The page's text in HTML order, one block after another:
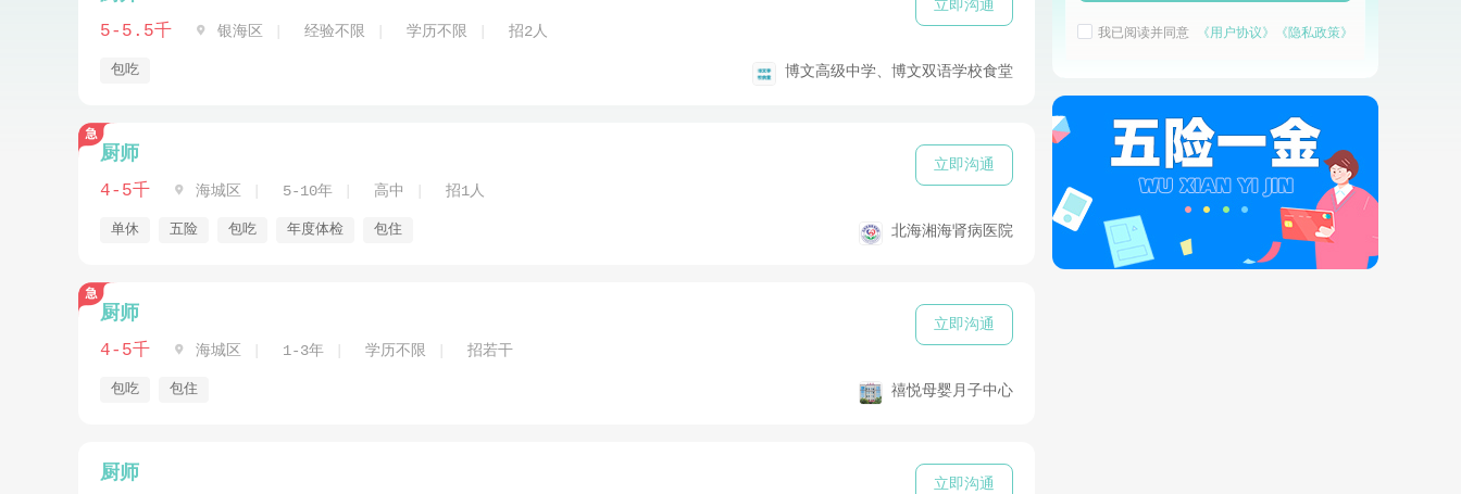
5-5.5千  银海区 经验不限 学历不限 招2人
包吃
立即沟通
博文高级中学、博文双语学校食堂
厨师
4-5千  海城区 5-10年 高中 招1人
单休 五险 包吃 年度体检 包住
立即沟通
北海湘海肾病医院
厨师
4-5千  海城区 1-3年 学历不限 招若干
包吃 包住
立即沟通
禧悦母婴月子中心
厨师 立即沟通
我已阅读并同意 《用户协议》 《隐私政策》